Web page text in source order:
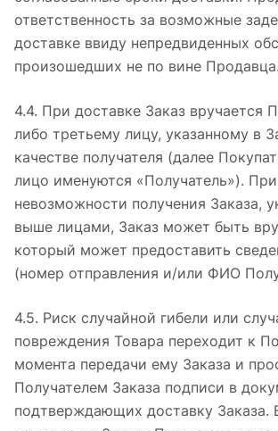
ответственность за возможные
доставке ввиду непредвиденных
произошедших не по вине Продавца.
4.4. При доставке Заказ вручается
либо третьему лицу, указанному в
качестве получателя (далее
лицо именуются «Получатель»). При
невозможности получения Заказа,
выше лицами, Заказ может быть
который может предоставить
(номер отправления и/или ФИО
4.5. Риск случайной гибели или
повреждения Товара переходит к
момента передачи ему Заказа и
Получателем Заказа подписи в
подтверждающих доставку Заказа.